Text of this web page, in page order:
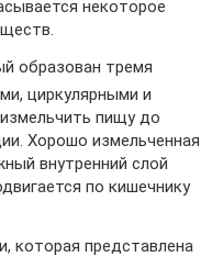
некоторое
образован тремя
циркулярными и
пищу до
Хорошо измельченная
внутренний слой
по кишечнику
которая представлена